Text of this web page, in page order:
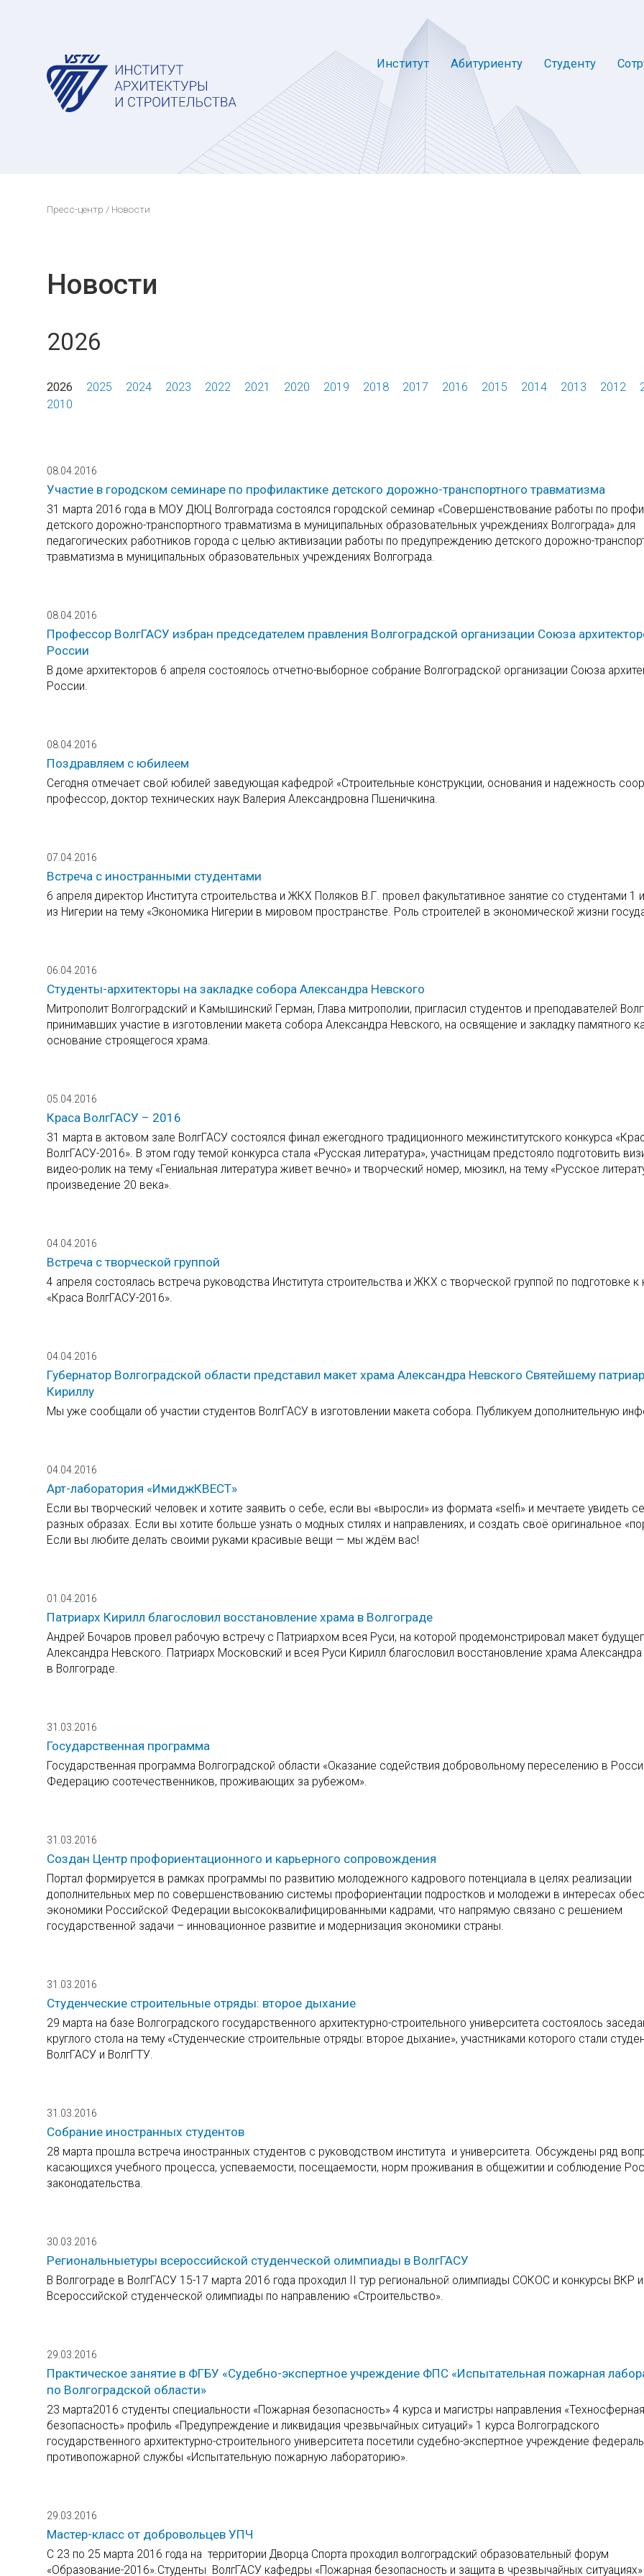
Институт Абитуриенту Студенту
Пресс-центр / Новости
Новости
2026
2026 2025 2024 2023 2022 2021 2020 2019 2018 2017 2016 2015 2014 2013 2012
2010
08.04.2016
Участие в городском семинаре по профилактике детского дорожно-транспортного травматизма
31 марта 2016 года в МОУ ДЮЦ Волгограда состоялся городской семинар «Совершенствование работы по
детского дорожно-транспортного травматизма в муниципальных образовательных учреждениях Волгограда» для
педагогических работников города с целью активизации работы по предупреждению детского дорожно-
травматизма в муниципальных образовательных учреждениях Волгограда.
08.04.2016
Профессор ВолгГАСУ избран председателем правления Волгоградской организации Союза
России
В доме архитекторов 6 апреля состоялось отчетно-выборное собрание Волгоградской организации Союза
России.
08.04.2016
Поздравляем с юбилеем
Сегодня отмечает свой юбилей заведующая кафедрой «Строительные конструкции, основания и надежность
профессор, доктор технических наук Валерия Александровна Пшеничкина.
07.04.2016
Встреча с иностранными студентами
6 апреля директор Института строительства и ЖКХ Поляков В.Г. провел факультативное занятие со студентами 1
из Нигерии на тему «Экономика Нигерии в мировом пространстве. Роль строителей в экономической жизни
06.04.2016
Студенты-архитекторы на закладке собора Александра Невского
Митрополит Волгоградский и Камышинский Герман, Глава митрополии, пригласил студентов и преподавателей
принимавших участие в изготовлении макета собора Александра Невского, на освящение и закладку памятного
основание строящегося храма.
05.04.2016
Краса ВолгГАСУ – 2016
31 марта в актовом зале ВолгГАСУ состоялся финал ежегодного традиционного межинститутского конкурса
ВолгГАСУ-2016». В этом году темой конкурса стала «Русская литература», участницам предстояло подготовить
видео-ролик на тему «Гениальная литература живет вечно» и творческий номер, мюзикл, на тему «Русское
произведение 20 века».
04.04.2016
Встреча с творческой группой
4 апреля состоялась встреча руководства Института строительства и ЖКХ с творческой группой по подготовке к
«Краса ВолгГАСУ-2016».
04.04.2016
Губернатор Волгоградской области представил макет храма Александра Невского Святейшему
Кириллу
Мы уже сообщали об участии студентов ВолгГАСУ в изготовлении макета собора. Публикуем дополнительную
04.04.2016
Арт-лаборатория «ИмиджКВЕСТ»
Если вы творческий человек и хотите заявить о себе, если вы «выросли» из формата «selfi» и мечтаете увидеть
разных образах. Если вы хотите больше узнать о модных стилях и направлениях, и создать своё оригинальное
Если вы любите делать своими руками красивые вещи — мы ждём вас!
01.04.2016
Патриарх Кирилл благословил восстановление храма в Волгограде
Андрей Бочаров провел рабочую встречу с Патриархом всея Руси, на которой продемонстрировал макет
Александра Невского. Патриарх Московский и всея Руси Кирилл благословил восстановление храма
в Волгограде.
31.03.2016
Государственная программа
Государственная программа Волгоградской области «Оказание содействия добровольному переселению в
Федерацию соотечественников, проживающих за рубежом».
31.03.2016
Создан Центр профориентационного и карьерного сопровождения
Портал формируется в рамках программы по развитию молодежного кадрового потенциала в целях реализации
дополнительных мер по совершенствованию системы профориентации подростков и молодежи в интересах
экономики Российской Федерации высококвалифицированными кадрами, что напрямую связано с решением
государственной задачи – инновационное развитие и модернизация экономики страны.
31.03.2016
Студенческие строительные отряды: второе дыхание
29 марта на базе Волгоградского государственного архитектурно-строительного университета состоялось
круглого стола на тему «Студенческие строительные отряды: второе дыхание», участниками которого стали
ВолгГАСУ и ВолгГТУ.
31.03.2016
Собрание иностранных студентов
28 марта прошла встреча иностранных студентов с руководством института и университета. Обсуждены ряд
касающихся учебного процесса, успеваемости, посещаемости, норм проживания в общежитии и соблюдение
законодательства.
30.03.2016
Региональныетуры всероссийской студенческой олимпиады в ВолгГАСУ
В Волгограде в ВолгГАСУ 15-17 марта 2016 года проходил II тур региональной олимпиады СОКОС и конкурсы ВКР
Всероссийской студенческой олимпиады по направлению «Строительство».
29.03.2016
Практическое занятие в ФГБУ «Судебно-экспертное учреждение ФПС «Испытательная пожарная
по Волгоградской области»
23 марта2016 студенты специальности «Пожарная безопасность» 4 курса и магистры направления «Техносферная
безопасность» профиль «Предупреждение и ликвидация чрезвычайных ситуаций» 1 курса Волгоградского
государственного архитектурно-строительного университета посетили судебно-экспертное учреждение
противопожарной службы «Испытательную пожарную лабораторию».
29.03.2016
Мастер-класс от добровольцев УПЧ
С 23 по 25 марта 2016 года на территории Дворца Спорта проходил волгоградский образовательный форум
«Образование-2016».Студенты ВолгГАСУ кафедры «Пожарная безопасность и защита в чрезвычайных ситуациях»